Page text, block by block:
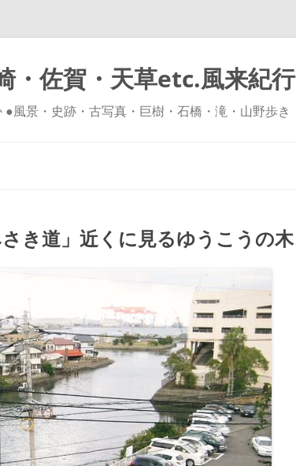
・佐賀・天草etc.風来紀
風景・史跡・古写真・巨樹・石橋・滝・山野歩き
ッ
プ
き道」近くに見るゆうこうの木